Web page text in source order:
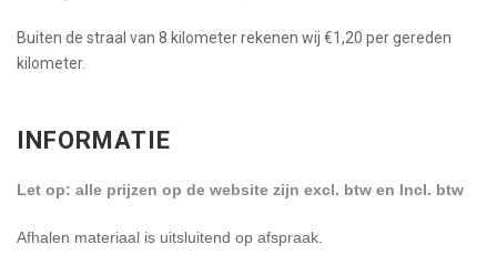
Buiten de straal van 8 kilometer rekenen wij €1,20 per gereden
kilometer.
INFORMATIE
Let op: alle prijzen op de website zijn excl. btw en Incl. btw
Afhalen materiaal is uitsluitend op afspraak.